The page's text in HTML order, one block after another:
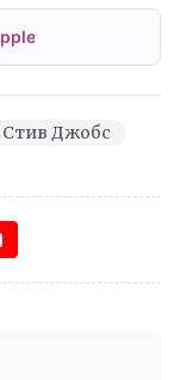
Стив Джобс